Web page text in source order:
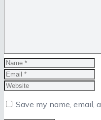
Save my name, email,